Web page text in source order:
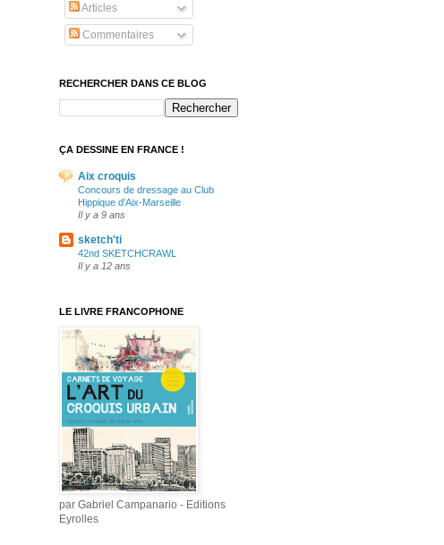
Articles
Commentaires
RECHERCHER DANS CE BLOG
ÇA DESSINE EN FRANCE !
Aix croquis
Concours de dressage au Club
Hippique d'Aix-Marseille
Il y a 9 ans
sketch'ti
42nd SKETCHCRAWL
Il y a 12 ans
LE LIVRE FRANCOPHONE
par Gabriel Campanario - Editions
Eyrolles